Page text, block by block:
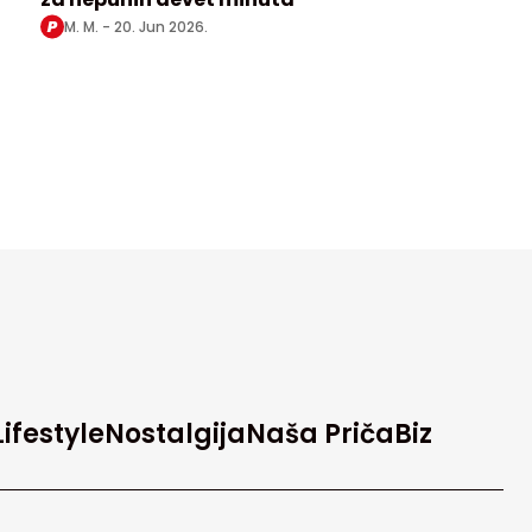
M. M. - 20. Jun 2026.
NostalgijaNaša PričaBiz